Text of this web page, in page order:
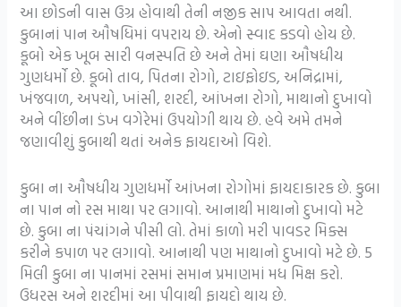
આ છોડની વાસ ઉગ્ર હોવાથી તેની નજીક સાપ આવતા નથી.
કુબાનાં પાન ઔષધિમાં વપરાય છે. એનો સ્વાદ કડવો હોય છે.
કૂબો એક ખૂબ સારી વનસ્પતિ છે અને તેમાં ઘણા ઔષધીય
ગુણધર્મો છે. કૂબો તાવ, પિતના રોગો, ટાઇફોઇડ, અનિદ્રામાં,
ખંજવાળ, અપચો, ખાંસી, શરદી, આંખના રોગો, માથાનો દુખાવો
અને વીંછીના ડંખ વગેરેમાં ઉપયોગી થાય છે. હવે અમે તમને
જણાવીશું કુબાથી થતાં અનેક ફાયદાઓ વિશે.
કુબા ના ઔષધીય ગુણધર્મો આંખના રોગોમાં ફાયદાકારક છે. કુબા
ના પાન નો રસ માથા પર લગાવો. આનાથી માથાનો દુખાવો મટે
છે. કુબા ના પંચાંગને પીસી લો. તેમાં કાળો મરી પાવડર મિક્સ
કરીને કપાળ પર લગાવો. આનાથી પણ માથાનો દુખાવો મટે છે. 5
મિલી કુબા ના પાનમાં રસમાં સમાન પ્રમાણમાં મધ મિક્ષ કરો.
ઉધરસ અને શરદીમાં આ પીવાથી ફાયદો થાય છે.